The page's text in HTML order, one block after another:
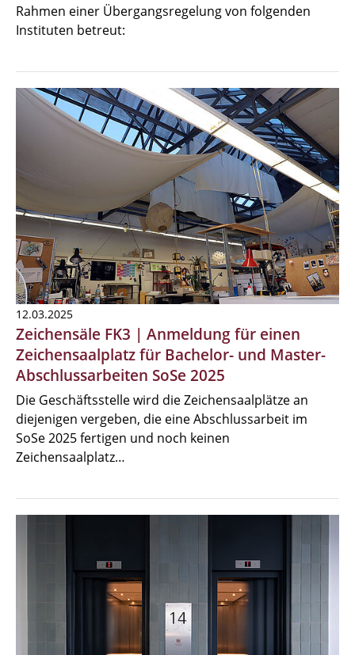
Rahmen einer Übergangsregelung von folgenden
Instituten betreut:
12.03.2025
Zeichensäle FK3 | Anmeldung für einen
Zeichensaalplatz für Bachelor- und Master-
Abschlussarbeiten SoSe 2025
Die Geschäftsstelle wird die Zeichensaalplätze an
diejenigen vergeben, die eine Abschlussarbeit im
SoSe 2025 fertigen und noch keinen
Zeichensaalplatz…